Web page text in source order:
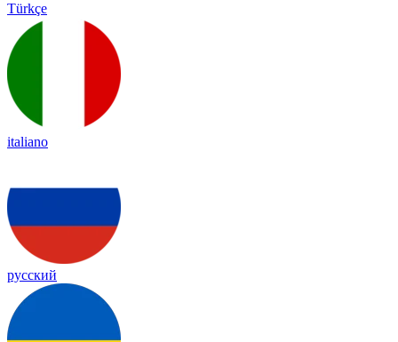
Türkçe
italiano
русский